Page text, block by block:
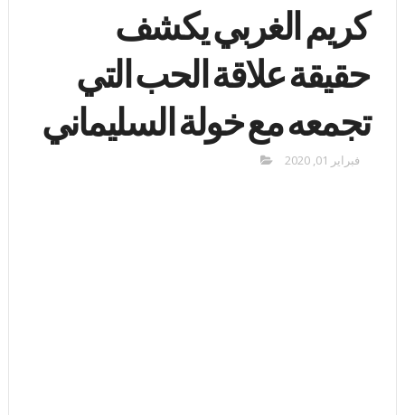
كريم الغربي يكشف
حقيقة علاقة الحب التي
تجمعه مع خولة السليماني
فبراير 01, 2020